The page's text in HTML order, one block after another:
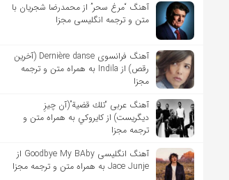
آهنگ “مرغ سحر” از محمدرضا شجریان با
متن و ترجمه انگلیسی مجزا
آهنگ فرانسوی Dernière danse (آخرین
رقص) از Indila به همراه متن و ترجمه
مجزا
آهنگ عربی “تلك قضية”(آن چیزِ
دیگریست) از كايروكي به همراه متن و
ترجمه مجزا
آهنگ انگلیسی Goodbye My BAby از
Jace Junje به همراه متن و ترجمه مجزا